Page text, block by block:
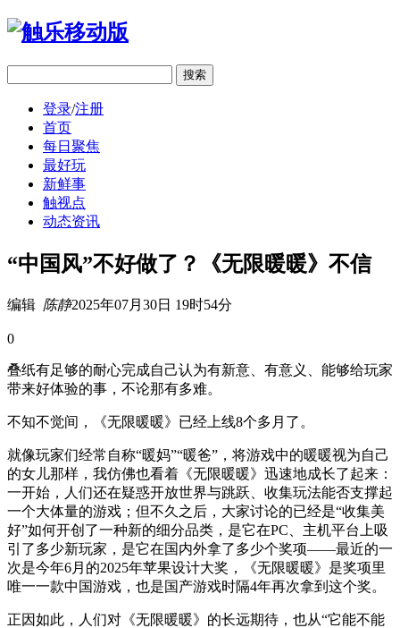
移动版
登录/注册
首页
每日聚焦
最好玩
新鲜事
触视点
动态资讯
“中国风”不好做了？《无限暖暖》不信
编辑 陈静2025年07月30日 19时54分
0
叠纸有足够的耐心完成自己认为有新意、有意义、能够给玩家
带来好体验的事，不论那有多难。
不知不觉间，《无限暖暖》已经上线8个多月了。
就像玩家们经常自称“暖妈”“暖爸”，将游戏中的暖暖视为自己
的女儿那样，我仿佛也看着《无限暖暖》迅速地成长了起来：
一开始，人们还在疑惑开放世界与跳跃、收集玩法能否支撑起
一个大体量的游戏；但不久之后，大家讨论的已经是“收集美
好”如何开创了一种新的细分品类，是它在PC、主机平台上吸
引了多少新玩家，是它在国内外拿了多少个奖项——最近的一
次是今年6月的2025年苹果设计大奖，《无限暖暖》是奖项里
唯一一款中国游戏，也是国产游戏时隔4年再次拿到这个奖。
正因如此，人们对《无限暖暖》的长远期待，也从“它能不能